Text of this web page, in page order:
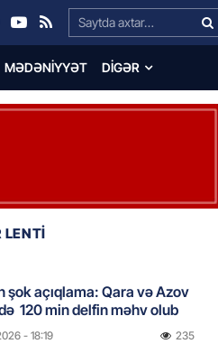
Search…
MƏDƏNIYYƏT DIGƏR
şok açıqlama: Qara və Azov
120 min delfin məhv olub
- 18:19 235